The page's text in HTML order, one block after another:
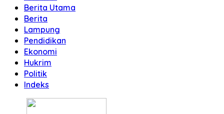
Berita Utama
Berita
Lampung
Pendidikan
Ekonomi
Hukrim
Politik
Indeks